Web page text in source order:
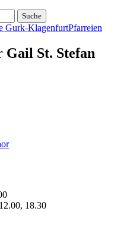
Gurk-KlagenfurtPfarreien
Gail St. Stefan
18.30